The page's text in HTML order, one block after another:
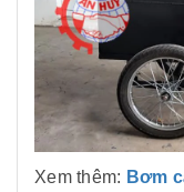
Xem thêm: Bơm